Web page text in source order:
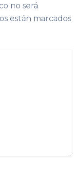
no será
están marcados